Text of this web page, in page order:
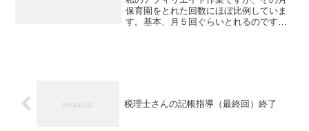
保育園をとれた回数にほぼ比例していま
す。基本、月５回ぐらいとれるのです
税理士さんの記帳指導（最終回）終了